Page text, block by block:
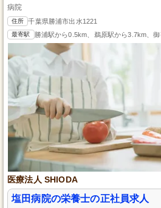
病院
住所 千葉県勝浦市出水1221
最寄駅 勝浦駅から0.5km、鵜原駅から3.7km、
医療法人 SHIODA
塩田病院の栄養士の正社員求人